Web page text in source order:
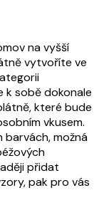
na vyšší
vytvoříte ve
k sobě dokonale
které bude
vkusem.
barvách, možná
přidat
pak pro vás